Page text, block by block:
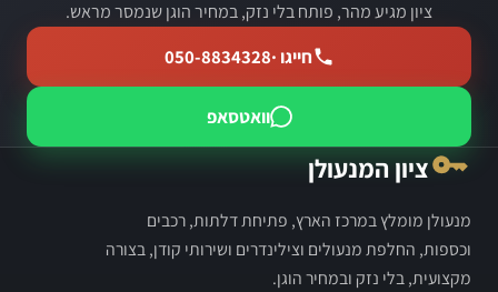
ציון מגיע מהר, פותח בלי נזק, במחיר הוגן שנמסר מראש.
חייגו ·050-8834328
וואטסאפ
ציון המנעולן
מנעולן מומלץ במרכז הארץ, פתיחת דלתות, רכבים
וכספות, החלפת מנעולים וצילינדרים ושירותי קודן, בצורה
מקצועית, בלי נזק ובמחיר הוגן.